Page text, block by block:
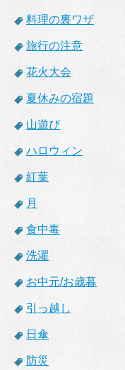
料理の裏ワザ
旅行の注意
花火大会
夏休みの宿題
山遊び
ハロウィン
紅葉
月
食中毒
洗濯
お中元/お歳暮
引っ越し
日傘
防災